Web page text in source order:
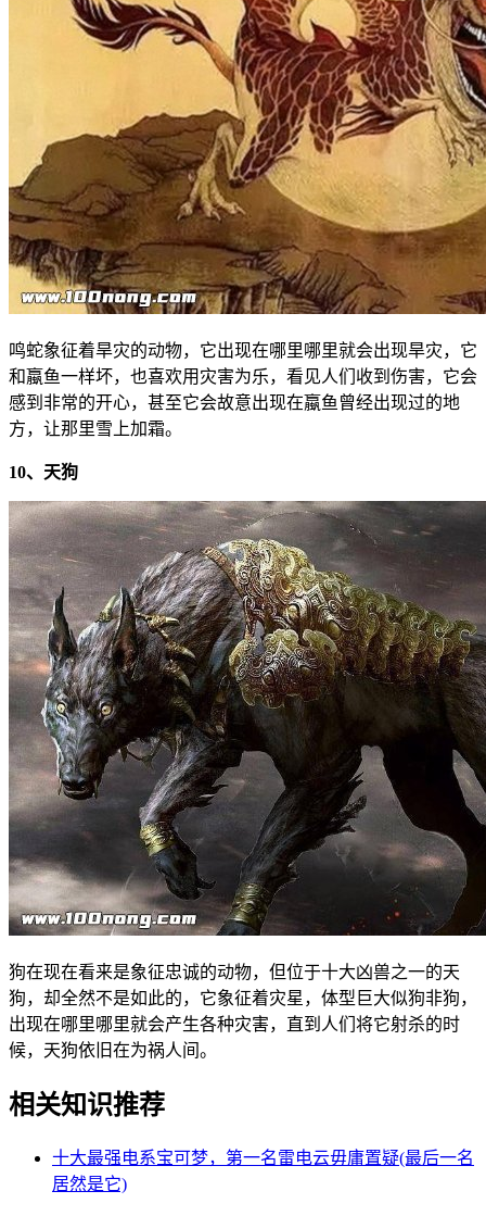
鸣蛇象征着旱灾的动物，它出现在哪里哪里就会出现旱灾，它
和蠃鱼一样坏，也喜欢用灾害为乐，看见人们收到伤害，它会
感到非常的开心，甚至它会故意出现在蠃鱼曾经出现过的地
方，让那里雪上加霜。
10、天狗
狗在现在看来是象征忠诚的动物，但位于十大凶兽之一的天
狗，却全然不是如此的，它象征着灾星，体型巨大似狗非狗，
出现在哪里哪里就会产生各种灾害，直到人们将它射杀的时
候，天狗依旧在为祸人间。
相关知识推荐
十大最强电系宝可梦，第一名雷电云毋庸置疑(最后一名
居然是它)